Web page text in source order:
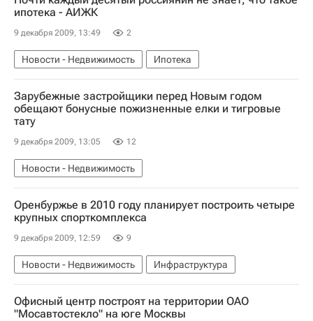
ипотека - АИЖК
9 декабря 2009, 13:49 2
Новости - Недвижимость Ипотека
Зарубежные застройщики перед Новым годом
обещают бонусные пожизненные елки и тигровые
тату
9 декабря 2009, 13:05 12
Новости - Недвижимость
Оренбуржье в 2010 году планирует построить четыре
крупных спорткомплекса
9 декабря 2009, 12:59 9
Новости - Недвижимость Инфраструктура
Офисный центр построят на территории ОАО
"Мосавтостекло" на юге Москвы